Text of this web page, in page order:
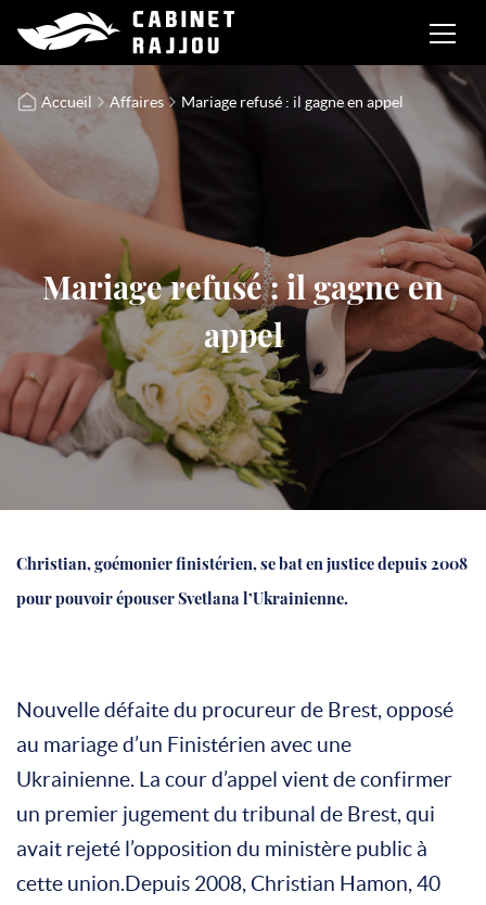
Accueil Affaires Mariage refusé : il gagne en appel
Mariage refusé : il gagne en
appel
Christian, goémonier finistérien, se bat en justice depuis 2008
pour pouvoir épouser Svetlana l’Ukrainienne.
Nouvelle défaite du procureur de Brest, opposé
au mariage d’un Finistérien avec une
Ukrainienne. La cour d’appel vient de confirmer
un premier jugement du tribunal de Brest, qui
avait rejeté l’opposition du ministère public à
cette union.Depuis 2008, Christian Hamon, 40